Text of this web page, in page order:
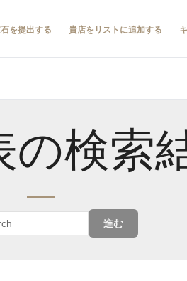
を提出する 貴店をリストに追加する
の検索
進む